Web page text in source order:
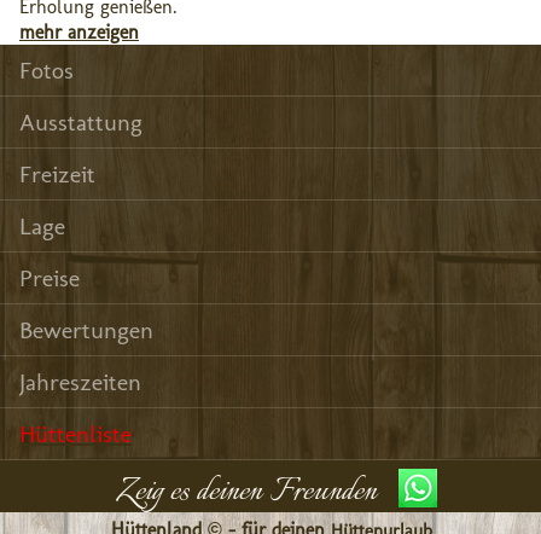
Erholung genießen.
mehr anzeigen
Fotos
Ausstattung
Freizeit
Lage
Preise
Bewertungen
Jahreszeiten
Hüttenliste
Zeig es deinen Freunden